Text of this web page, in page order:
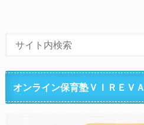
オンライン保育塾ＶＩＲＥＶＡ